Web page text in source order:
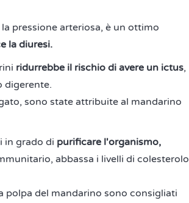
pressione arteriosa, è un ottimo
la diuresi.
ridurrebbe il rischio di avere un ictus,
digerente.
sono state attribuite al mandarino
in grado di purificare l'organismo,
abbassa i livelli di colesterolo
polpa del mandarino sono consigliati